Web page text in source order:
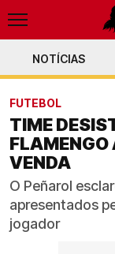
NOTÍCIAS
FUTEBOL
TIME
FLAMENGO
VENDA
O Peñarol
apresentados
jogador